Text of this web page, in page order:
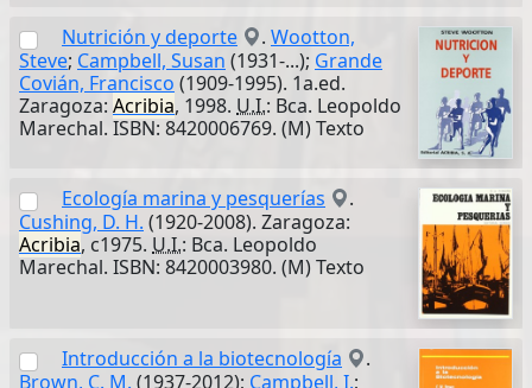
Nutrición y deporte
. Wootton,
Steve; Campbell, Susan (1931-...); Grande
Covián, Francisco (1909-1995). 1a.ed.
Zaragoza: Acribia, 1998. U.I.: Bca. Leopoldo
Marechal. ISBN: 8420006769. (M) Texto
Ecología marina y pesquerías
.
Cushing, D. H. (1920-2008). Zaragoza:
Acribia, c1975. U.I.: Bca. Leopoldo
Marechal. ISBN: 8420003980. (M) Texto
Introducción a la biotecnología
.
Brown, C. M. (1937-2012); Campbell, I.;